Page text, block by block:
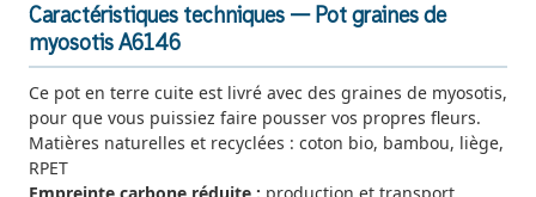
Caractéristiques techniques — Pot graines de
myosotis A6146
Ce pot en terre cuite est livré avec des graines de myosotis,
pour que vous puissiez faire pousser vos propres fleurs.
Matières naturelles et recyclées : coton bio, bambou, liège,
RPET